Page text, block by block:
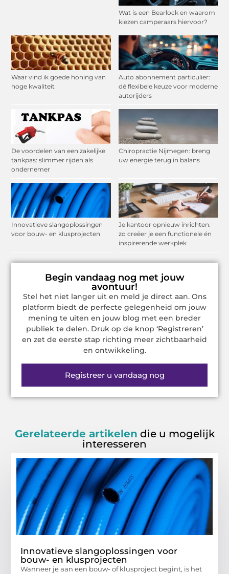
Wat is een Bearlock en waarom
kiezen camperaars hiervoor?
Waar vind ik goede honing van
hoge kwaliteit
Auto abonnement particulier:
dé flexibele keuze voor moderne
autorijders
De voordelen van een zakelijke
tankpas: slimmer rijden als
ondernemer
Chiropractie Nijmegen: breng
uw energie terug in balans
Innovatieve slangoplossingen
voor bouw- en klusprojecten
Je kantoor opnieuw inrichten:
zo creëer je een functionele én
inspirerende werkplek
Begin vandaag nog met jouw
avontuur!
Stel het niet langer uit en meld je direct aan. Ons
platform biedt de perfecte gelegenheid om jouw
mening te uiten en jouw blog met een breder
publiek te delen. Druk op de knop ‘Registreren’
en zet de eerste stap richting meer zichtbaarheid
en ontwikkeling.
Registreer u vandaag nog
Gerelateerde artikelen die u mogelijk
interesseren
Innovatieve slangoplossingen voor
bouw- en klusprojecten
Wanneer je aan een bouw- of klusproject begint, is het